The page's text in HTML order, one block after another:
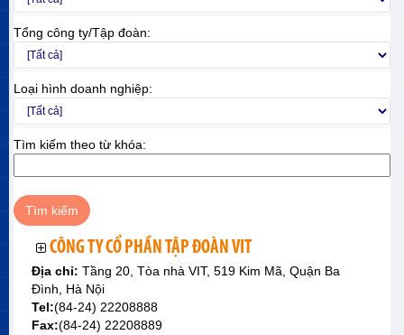
Tổng công ty/Tập đoàn:
Loại hình doanh nghiệp:
Tìm kiếm theo từ khóa:
CÔNG TY CỔ PHẦN TẬP ĐOÀN VIT
Địa chỉ: Tầng 20, Tòa nhà VIT, 519 Kim Mã, Quận Ba
Đình, Hà Nội
Tel:(84-24) 22208888
Fax:(84-24) 22208889